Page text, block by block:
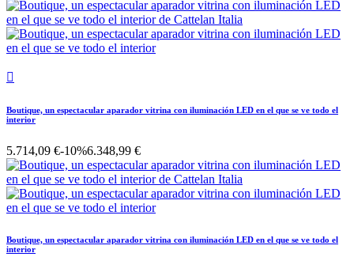

Boutique, un espectacular aparador vitrina con iluminación LED en el que se ve todo el
interior
5.714,09 €-10%6.348,99 €
Boutique, un espectacular aparador vitrina con iluminación LED en el que se ve todo el
interior